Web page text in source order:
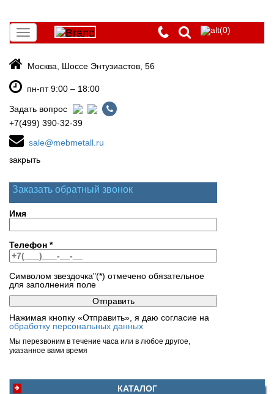
Toggle
navigation
(0)
Москва, Шоссе Энтузиастов, 56
пн-пт 9:00 – 18:00
Задать вопрос
+7(499) 390-32-39
sale@mebmetall.ru
закрыть
Заказать обратный звонок
Имя
Телефон *
Символом звездочка"(*) отмечено обязательное
для заполнения поле
Нажимая кнопку «Отправить», я даю согласие на
обработку персональных данных
Мы перезвоним в течение часа или в любое другое,
указанное вами время
КАТАЛОГ